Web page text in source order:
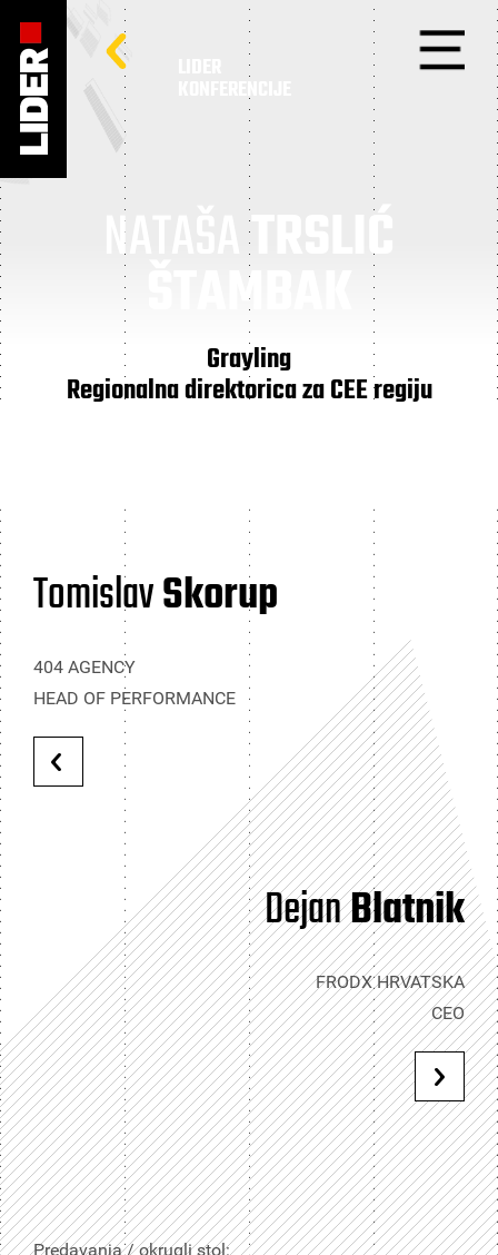
KONFERENCIJE
NATAŠA TRSLIĆ
ŠTAMBAK
Grayling
Regionalna direktorica za CEE regiju
TomislavSkorup
404 AGENCY
HEAD OF PERFORMANCE
DejanBlatnik
FRODX HRVATSKA
CEO
Predavanja / okrugli stol: